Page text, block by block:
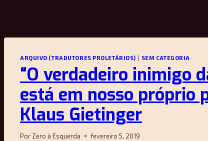
ARQUIVO (TRADUTORES PROLETÁRIOS) | SEM CATEGORIA
“O verdadeiro inimigo
está em nosso próprio
Klaus Gietinger
Por Zero à Esquerda fevereiro 5, 2019